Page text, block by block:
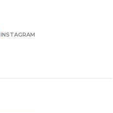
INSTAGRAM